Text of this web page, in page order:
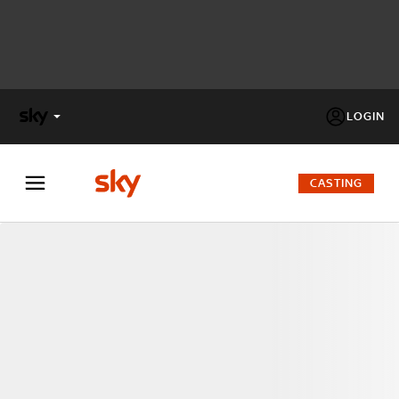
LOGIN
FACTOR
CASTING